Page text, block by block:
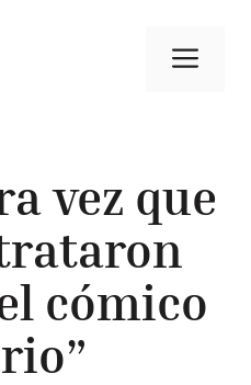
vez que
cómico